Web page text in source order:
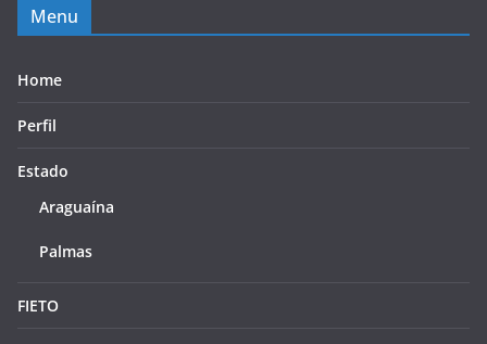
Menu
Home
Perfil
Estado
Araguaína
Palmas
FIETO